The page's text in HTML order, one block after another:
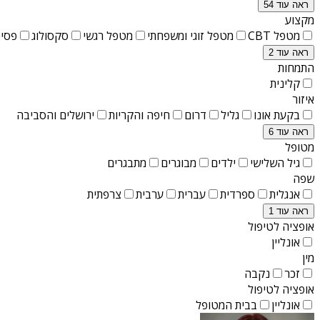
ראה עוד 54
מקצוע
מטפל CBT
מטפל זוגי ומשפחתי מטפל רגשי סקסולוג
ראה עוד 2
התמחות
קלינית
איזור
בקעת אונו
גליל דרום חיפה והקריות ירושלים והסביבה
ראה עוד 6
מטופל
גיל השלישי
ילדים מבוגרים
מתבגרים
שפה
אנגלית
ספרדית עברית ערבית צרפתית
ראה עוד 1
אופציה לטיפול
אונליין
מין
זכר
נקבה
אופציה לטיפול
אונליין
בבית המטופל